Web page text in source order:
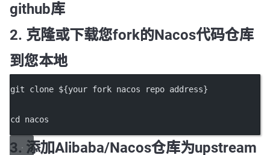
github库
2. 克隆或下载您fork的Nacos代码仓库
到您本地
git clone ${your fork nacos repo address}
cd nacos
3. 添加Alibaba/Nacos仓库为upstream